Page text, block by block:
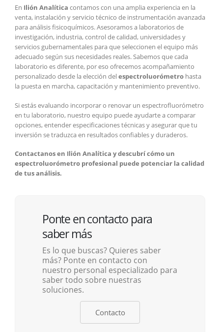
En Ilión Analítica contamos con una amplia experiencia en la
venta, instalación y servicio técnico de instrumentación avanzada
para análisis fisicoquímicos. Asesoramos a laboratorios de
investigación, industria, control de calidad, universidades y
servicios gubernamentales para que seleccionen el equipo más
adecuado según sus necesidades reales. Sabemos que cada
laboratorio es diferente, por eso ofrecemos acompañamiento
personalizado desde la elección delespectroluorómetro hasta
la puesta en marcha, capacitación y mantenimiento preventivo.
Si estás evaluando incorporar o renovar un espectrofluorómetro
en tu laboratorio, nuestro equipo puede ayudarte a comparar
opciones, entender especificaciones técnicas y asegurar que tu
inversión se traduzca en resultados confiables y duraderos.
Contactanos en Ilión Analítica y descubrí cómo un
espectroluorómetro profesional puede potenciar la calidad
de tus análisis.
Ponte en contacto para
saber más
Es lo que buscas? Quieres saber
más? Ponte en contacto con
nuestro personal especializado para
saber todo sobre nuestras
soluciones.
Contacto